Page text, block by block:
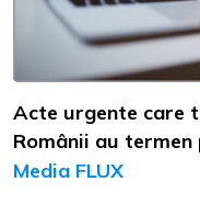
Acte urgente care
Românii au
Media FLUX